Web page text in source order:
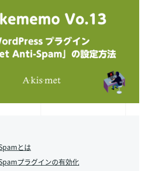
とは
プラグインの有効化